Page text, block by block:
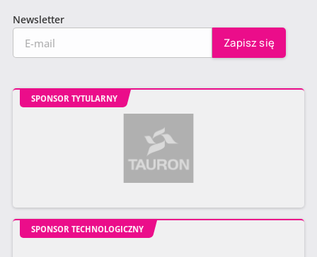
Newsletter
SPONSOR TYTULARNY
SPONSOR TECHNOLOGICZNY